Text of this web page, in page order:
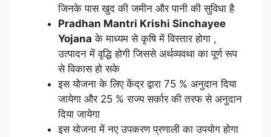
जिनके पास खुद की जमीन और पानी की सुविधा है
Pradhan Mantri Krishi Sinchayee
Yojana के माध्यम से कृषि में विस्तार होगा ,
उत्पादन में वृद्धि होगी जिससे अर्थव्यवथा का पूर्ण रूप
से विकास हो सके
इस योजना के लिए केंद्र द्वारा 75 % अनुदान दिया
जायेगा और 25 % राज्य सर्कार की तरफ से अनुदान
दिया जायेगा
इस योजना में नए उपकरण प्रणाली का उपयोग होगा